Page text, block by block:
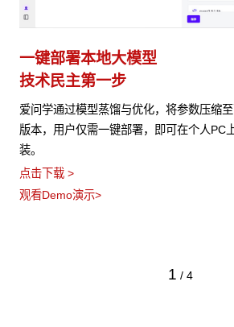
一键部署本地大模型
技术民主第一步
爱问学通过模型蒸馏与优化，将参数压缩
版本，用户仅需一键部署，即可在个人PC
装。
点击下载 >
观看Demo演示>
1 / 4